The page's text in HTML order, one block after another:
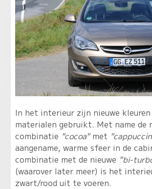
In het interieur zijn nieuwe kleuren
materialen gebruikt. Met name de
combinatie "cocoa"met
aangename, warme sfeer in de
combinatie met de nieuwe "bi-
(waarover later meer) is het
zwart/rood uit te voeren.